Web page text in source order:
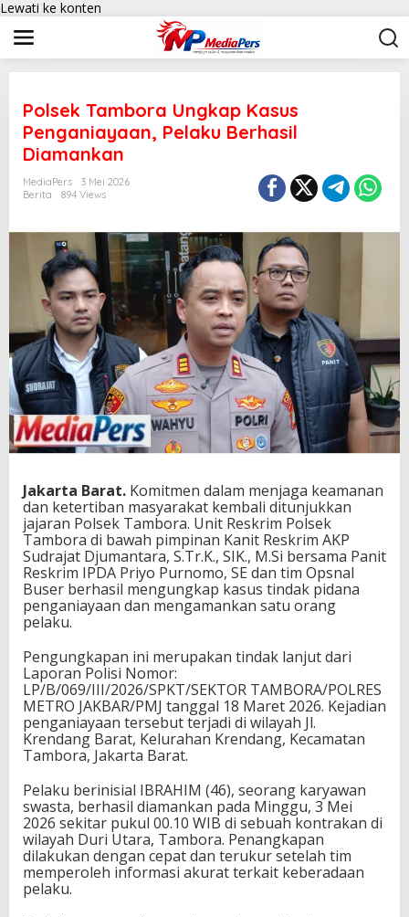
Lewati ke konten
Polsek Tambora Ungkap Kasus
Penganiayaan, Pelaku Berhasil
Diamankan
MediaPers
3 Mei 2026
Berita
894 Views
Jakarta Barat. Komitmen dalam menjaga keamanan
dan ketertiban masyarakat kembali ditunjukkan
jajaran Polsek Tambora. Unit Reskrim Polsek
Tambora di bawah pimpinan Kanit Reskrim AKP
Sudrajat Djumantara, S.Tr.K., SIK., M.Si bersama Panit
Reskrim IPDA Priyo Purnomo, SE dan tim Opsnal
Buser berhasil mengungkap kasus tindak pidana
penganiayaan dan mengamankan satu orang
pelaku.
Pengungkapan ini merupakan tindak lanjut dari
Laporan Polisi Nomor:
LP/B/069/III/2026/SPKT/SEKTOR TAMBORA/POLRES
METRO JAKBAR/PMJ tanggal 18 Maret 2026. Kejadian
penganiayaan tersebut terjadi di wilayah Jl.
Krendang Barat, Kelurahan Krendang, Kecamatan
Tambora, Jakarta Barat.
Pelaku berinisial IBRAHIM (46), seorang karyawan
swasta, berhasil diamankan pada Minggu, 3 Mei
2026 sekitar pukul 00.10 WIB di sebuah kontrakan di
wilayah Duri Utara, Tambora. Penangkapan
dilakukan dengan cepat dan terukur setelah tim
memperoleh informasi akurat terkait keberadaan
pelaku.